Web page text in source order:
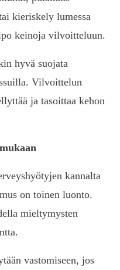
kieriskely lumessa
keinoja vilvoitteluun.
hyvä suojata
Vilvoittelun
ja tasoittaa kehon
kannalta
on toinen luonto.
mieltymysten
vastomiseen, jos